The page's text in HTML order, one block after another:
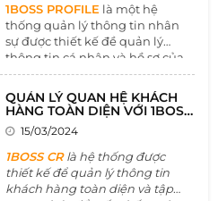
1BOSS PROFILE là một hệ
thống quản lý thông tin nhân
sự được thiết kế đề quản lý
thông tin cá nhân và hồ sơ của
khách hàng một cách tổng thể
và hiệu quả. Công cụ này là một
trong số những nền tảng thúc
đẩy mối quan hệ khách hàng
và marketing doanh nghiệp
phát triển vững chắc, toàn vẹn
QUẢN LÝ QUAN HỆ KHÁCH
HÀNG TOÀN DIỆN VỚI 1BOSS
CR15/03/2024
1BOSS CRlà hệ thống được
thiết kế để quản lý thông tin
khách hàng toàn diện và tập